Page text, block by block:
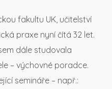
fakultu UK, učitelství
praxe nyní čítá 32 let.
dále studovala
– výchovné poradce.
semináře – např.: